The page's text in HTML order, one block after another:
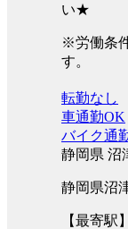
い★
※労働条
す。
転勤なし
車通勤OK
バイク通
静岡県 沼
静岡県沼
【最寄駅】